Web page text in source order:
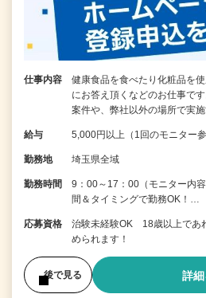
仕事内容
健康食品を食べたり化粧品を
にお答え頂くなどのお仕事で
案件や、弊社以外の場所で実
給与 5,000円以上（1回のモニター
勤務地 埼玉県全域
勤務時間
9：00～17：00（モニター内
間＆タイミングで勤務OK！…
応募資格
治験未経験OK 18歳以上であ
められます！
後で見る 詳